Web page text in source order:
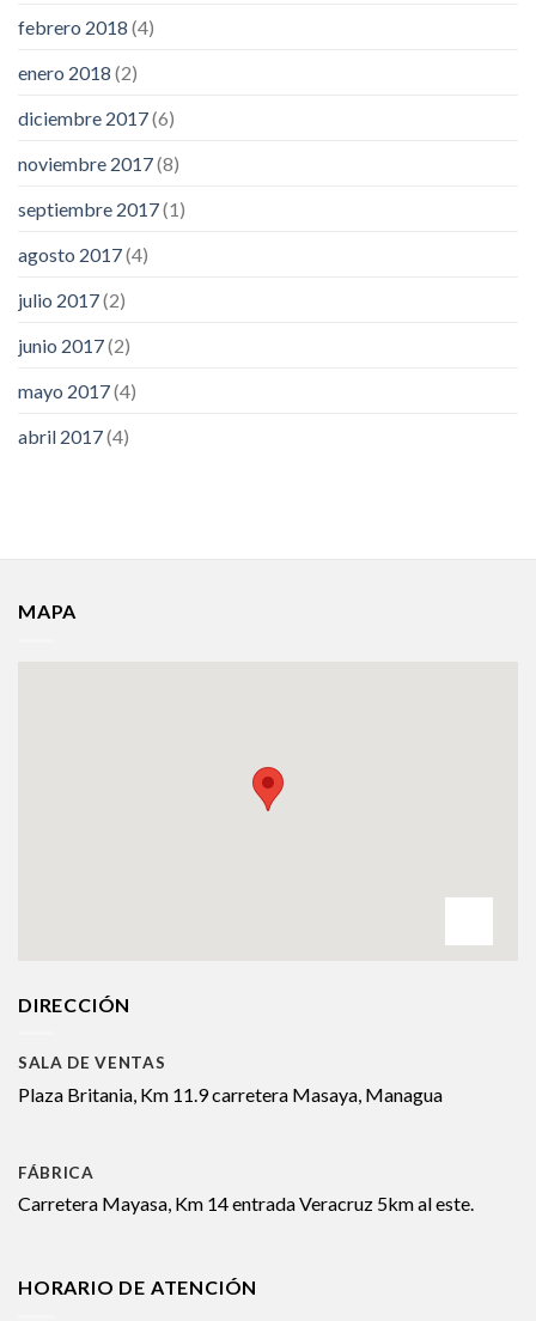
febrero 2018 (4)
enero 2018 (2)
diciembre 2017(6)
noviembre 2017(8)
septiembre 2017(1)
agosto 2017(4)
julio 2017(2)
junio 2017(2)
mayo 2017(4)
abril 2017(4)
MAPA
DIRECCIÓN
SALA DE VENTAS
Plaza Britania, Km 11.9 carretera Masaya, Managua
FÁBRICA
Carretera Mayasa, Km 14 entrada Veracruz 5km al este.
HORARIO DE ATENCIÓN